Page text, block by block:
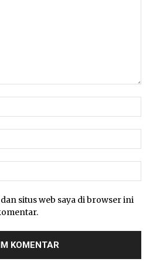
situs web saya di browser ini